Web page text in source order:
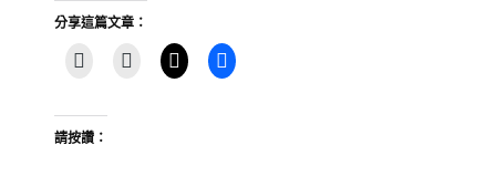
分享這篇文章：
請按讚：